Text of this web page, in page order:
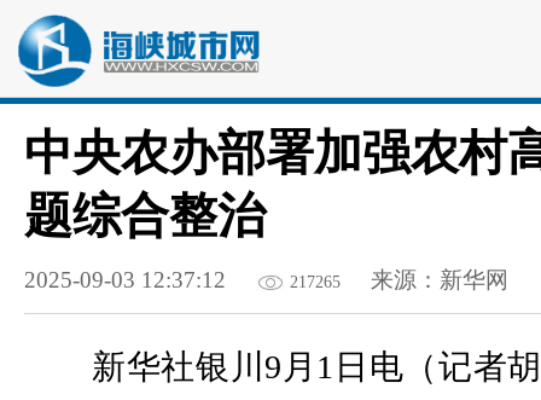
中央农办部署加强农村
题综合整治
2025-09-03 12:37:12 217265 来源：新华网
新华社银川9月1日电（记者